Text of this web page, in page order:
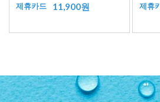
제휴카드 11,900원 제휴